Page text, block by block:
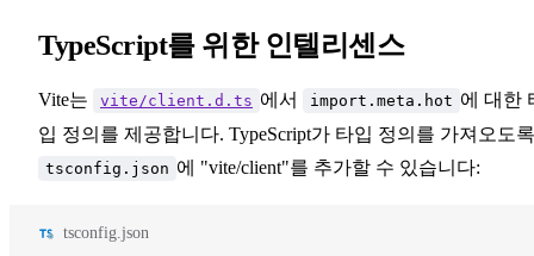
TypeScript를 위한 인텔리센스
Vite는 vite/client.d.ts 에서 import.meta.hot 에 대한
입 정의를 제공합니다. TypeScript가 타입 정의를 가져오도록
tsconfig.json 에 "vite/client"를 추가할 수 있습니다:
tsconfig.json